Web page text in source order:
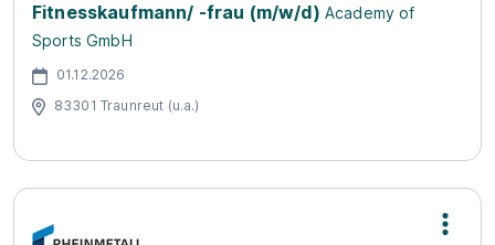
Fitnesskaufmann/ -frau (m/w/d) Academy of
Sports GmbH
01.12.2026
83301 Traunreut (u.a.)